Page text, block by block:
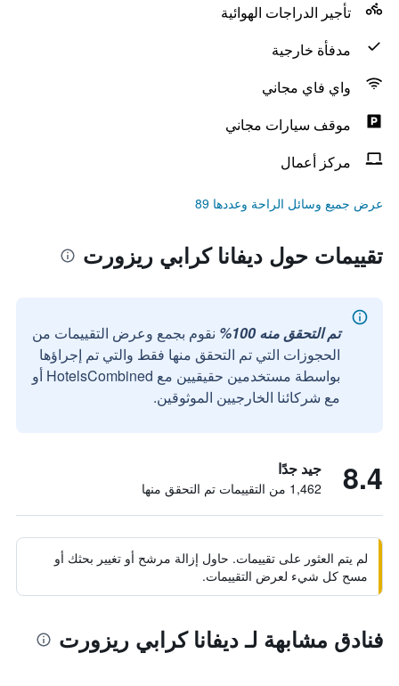
تأجير الدراجات الهوائية
مدفأة خارجية
واي فاي مجاني
موقف سيارات مجاني
مركز أعمال
عرض جميع وسائل الراحة وعددها 89
تقييمات حول ديفانا كرابي ريزورت
تم التحقق منه 100%
نقوم بجمع وعرض التقييمات من
الحجوزات التي تم التحقق منها فقط والتي تم إجراؤها
بواسطة مستخدمين حقيقيين مع HotelsCombined أو
مع شركائنا الخارجيين الموثوقين.
8.4 جيد جدًا
1,462 من التقييمات تم التحقق منها
لم يتم العثور على تقييمات. حاول إزالة مرشح أو تغيير بحثك أو
مسح كل شيء لعرض التقييمات.
فنادق مشابهة لـ ديفانا كرابي ريزورت